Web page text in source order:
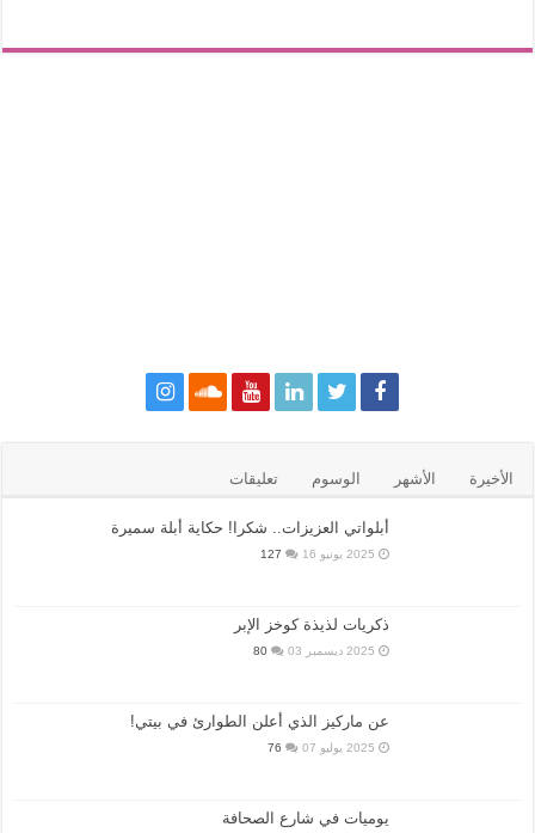
الأخيرة الأشهر الوسوم تعليقات
أبلواتي العزيزات.. شكرا! حكاية أبلة سميرة
2025 يونيو 16 127
ذكريات لذيذة كوخز الإبر
2025 ديسمبر 03 80
عن ماركيز الذي أعلن الطوارئ في بيتي!
2025 يوليو 07 76
يوميات في شارع الصحافة